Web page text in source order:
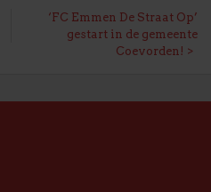
‘FC Emmen De Straat Op’
gestart in de gemeente
Coevorden!